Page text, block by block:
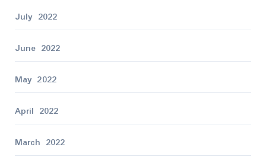
July 2022
June 2022
May 2022
April 2022
March 2022